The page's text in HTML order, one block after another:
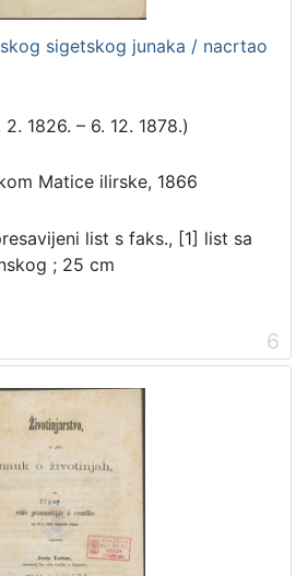
sigetskog junaka / nacrtao
1826. – 6. 12. 1878.)
Matice ilirske, 1866
list s faks., [1] list sa
; 25 cm
6